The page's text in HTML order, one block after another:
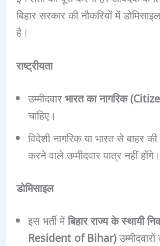
बिहार सरकार की नौकरियों में
है।
राष्ट्रीयता
उम्मीदवारभारत का नागरिक
चाहिए।
विदेशी नागरिक या भारत से बाहर
करने वाले उम्मीदवार पात्र नहीं होंगे।
डोमिसाइल
इस भर्ती मेंबिहार राज्य के स्थायी
Resident of Bihar)